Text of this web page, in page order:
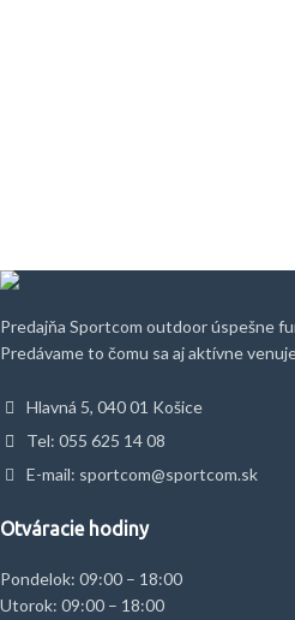
Predajňa Sportcom outdoor úspešne
Predávame to čomu sa aj aktívne
Hlavná 5, 040 01 Košice
Tel: 055 625 14 08
E-mail: sportcom@sportcom.sk
Otváracie hodiny
Pondelok: 09:00 – 18:00
Utorok: 09:00 – 18:00